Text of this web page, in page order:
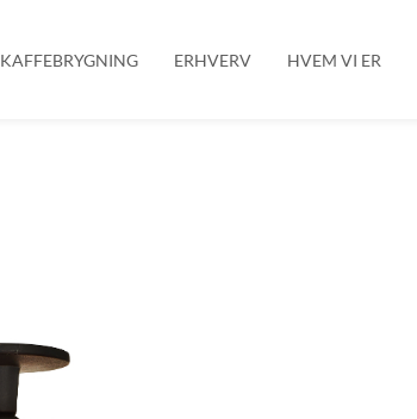
KAFFEBRYGNING ERHVERV HVEM VI ER